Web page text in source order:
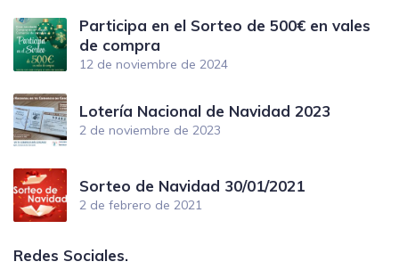
Participa en el Sorteo de 500€ en vales
de compra
12 de noviembre de 2024
Lotería Nacional de Navidad 2023
2 de noviembre de 2023
Sorteo de Navidad 30/01/2021
2 de febrero de 2021
Redes Sociales.